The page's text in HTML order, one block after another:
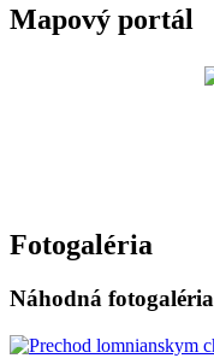
Mapový portál
Fotogaléria
Náhodná fotogaléria